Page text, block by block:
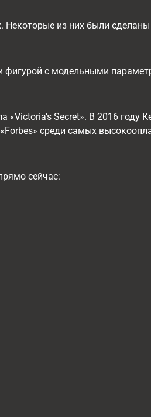
Некоторые из них были
фигурой с модельными
Secret». В 2016 году
среди самых
сейчас: